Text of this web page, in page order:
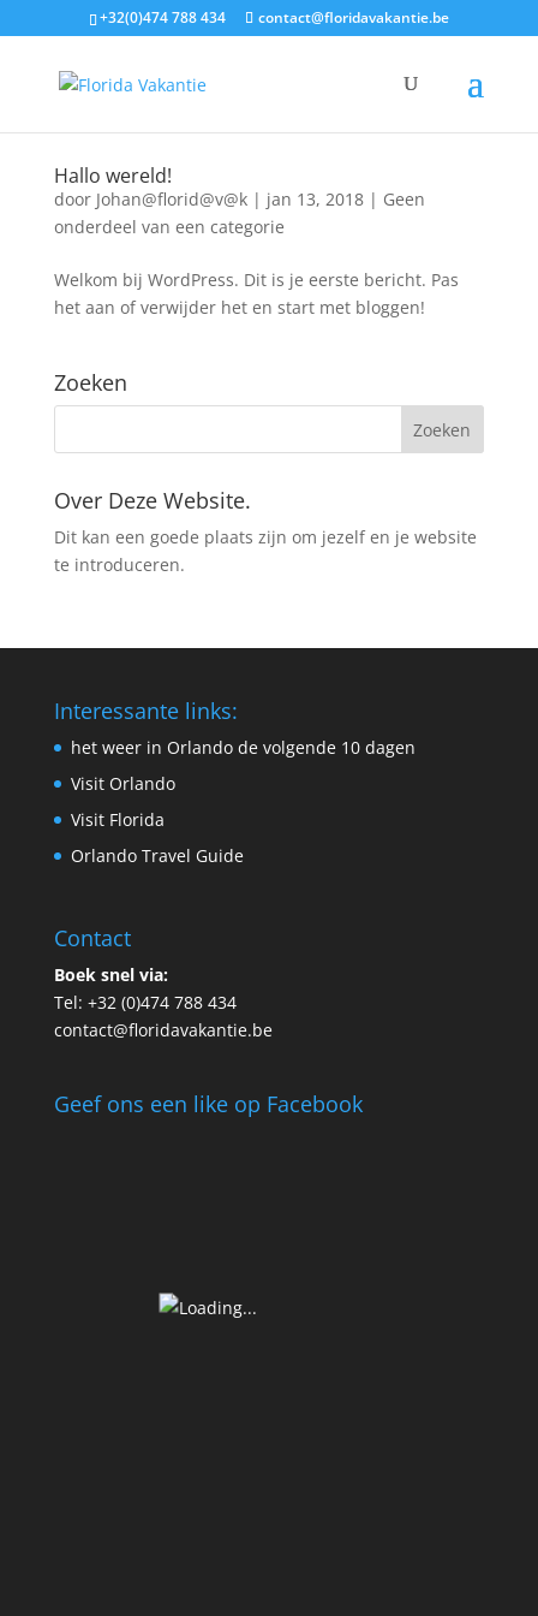
+32(0)474 788 434 contact@floridavakantie.be
Hallo wereld!
door Johan@florid@v@k| jan 13, 2018| Geen
onderdeel van een categorie
Welkom bij WordPress. Dit is je eerste bericht. Pas
het aan of verwijder het en start met bloggen!
Zoeken
Over Deze Website.
Dit kan een goede plaats zijn om jezelf en je website
te introduceren.
Interessante links:
het weer in Orlando de volgende 10 dagen
Visit Orlando
Visit Florida
Orlando Travel Guide
Contact
Boek snel via:
Tel: +32 (0)474 788 434
contact@floridavakantie.be
Geef ons een like op Facebook